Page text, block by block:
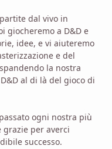
dal vivo in
giocheremo a D&D e
idee, e vi aiuteremo
e del
la nostra
al di là del gioco di
ogni nostra più
grazie per averci
successo.